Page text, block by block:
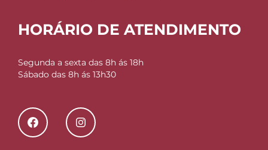
HORÁRIO DE ATENDIMENTO
Segunda a sexta das 8h ás 18h
Sábado das 8h ás 13h30